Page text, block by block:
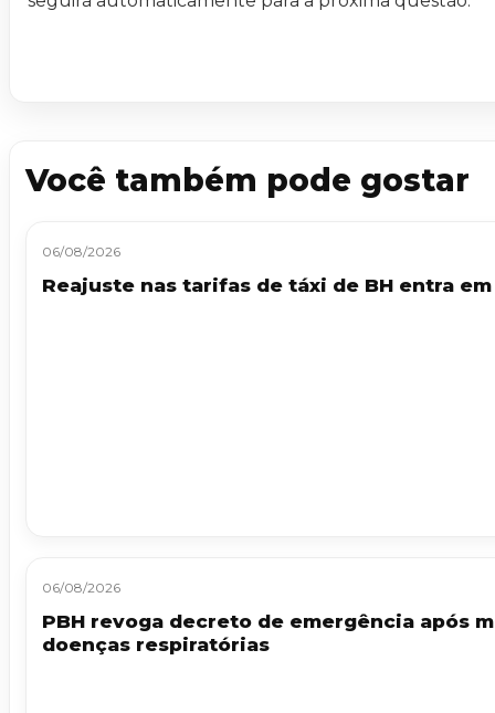
Você também pode gostar
06/08/2026
Reajuste nas tarifas de táxi de BH entra
06/08/2026
PBH revoga decreto de emergência após
doenças respiratórias